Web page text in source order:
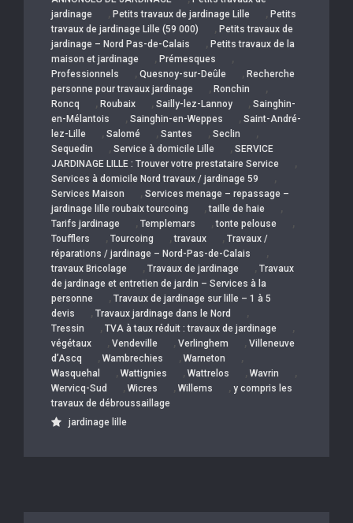
jardinage
, Petits travaux de jardinage Lille , Petits
travaux de jardinage Lille (59 000)
, Petits travaux de
jardinage – Nord Pas-de-Calais
, Petits travaux de la
maison et jardinage
, Prémesques ,
Professionnels , Quesnoy-sur-Deûle , Recherche
personne pour travaux jardinage
, Ronchin ,
Roncq , Roubaix , Sailly-lez-Lannoy , Sainghin-
en-Mélantois
, Sainghin-en-Weppes , Saint-André-
lez-Lille
, Salomé , Santes , Seclin ,
Sequedin , Service à domicile Lille , SERVICE
JARDINAGE LILLE : Trouver votre prestataire Service
,
Services à domicile Nord travaux / jardinage 59 ,
Services Maison , Services menage – repassage –
jardinage lille roubaix tourcoing
,taille de haie ,
Tarifs jardinage , Templemars ,tonte pelouse ,
Toufflers , Tourcoing ,travaux , Travaux /
réparations / jardinage – Nord-Pas-de-Calais
,
travaux Bricolage , Travaux de jardinage , Travaux
de jardinage et entretien de jardin – Services à la
personne
, Travaux de jardinage sur lille – 1 à 5
devis
, Travaux jardinage dans le Nord ,
Tressin , TVA à taux réduit : travaux de jardinage ,
végétaux , Vendeville , Verlinghem , Villeneuve
d’Ascq
, Wambrechies , Warneton ,
Wasquehal , Wattignies , Wattrelos , Wavrin ,
Wervicq-Sud , Wicres , Willems , y compris les
travaux de débroussaillage
jardinage lille